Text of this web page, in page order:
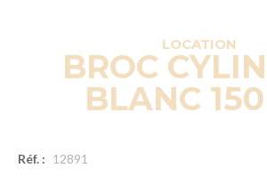
LOCATION
BROC
BLANC
Réf. : 12891